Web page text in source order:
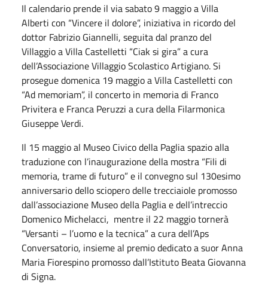
Il calendario prende il via sabato 9 maggio a Villa
Alberti con “Vincere il dolore”, iniziativa in ricordo del
dottor Fabrizio Giannelli, seguita dal pranzo del
Villaggio a Villa Castelletti “Ciak si gira” a cura
dell’Associazione Villaggio Scolastico Artigiano. Si
prosegue domenica 19 maggio a Villa Castelletti con
“Ad memoriam”, il concerto in memoria di Franco
Privitera e Franca Peruzzi a cura della Filarmonica
Giuseppe Verdi.
Il 15 maggio al Museo Civico della Paglia spazio alla
traduzione con l’inaugurazione della mostra “Fili di
memoria, trame di futuro” e il convegno sul 130esimo
anniversario dello sciopero delle trecciaiole promosso
dall’associazione Museo della Paglia e dell’intreccio
Domenico Michelacci, mentre il 22 maggio tornerà
“Versanti – l’uomo e la tecnica” a cura dell’Aps
Conversatorio, insieme al premio dedicato a suor Anna
Maria Fiorespino promosso dall’Istituto Beata Giovanna
di Signa.